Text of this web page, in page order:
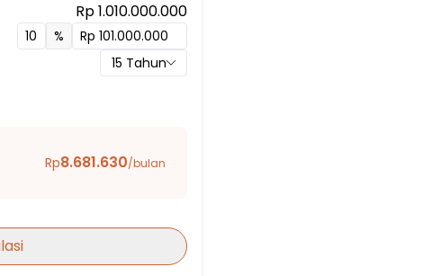
Rp 1.010.000.000
%
15 Tahun
Rp8.681.630/bulan